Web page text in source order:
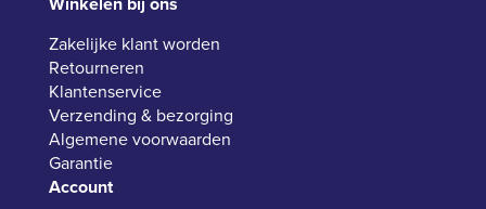
Zakelijke klant worden
Retourneren
Klantenservice
Verzending & bezorging
Algemene voorwaarden
Garantie
Account